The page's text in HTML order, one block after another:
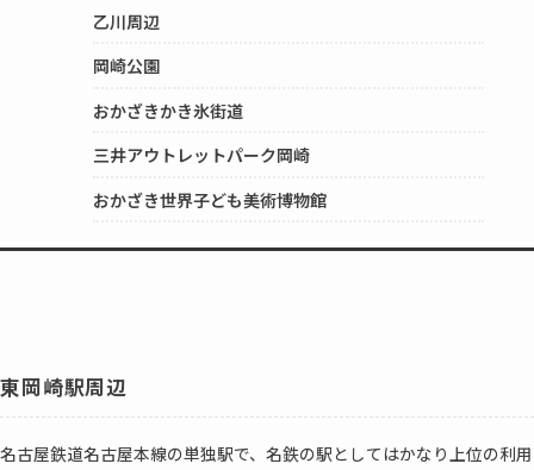
乙川周辺
岡崎公園
おかざきかき氷街道
三井アウトレットパーク岡崎
おかざき世界子ども美術博物館
東岡崎駅周辺
名古屋鉄道名古屋本線の単独駅で、名鉄の駅としてはかなり上位の利用